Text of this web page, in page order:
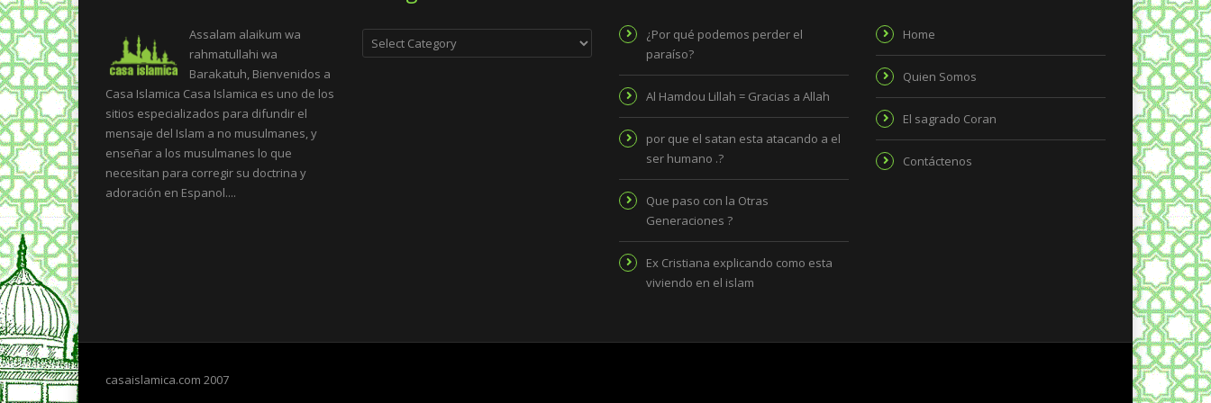
Assalam alaikum wa
rahmatullahi wa
Barakatuh, Bienvenidos a
Casa Islamica Casa Islamica es uno de los
sitios especializados para difundir el
mensaje del Islam a no musulmanes, y
enseñar a los musulmanes lo que
necesitan para corregir su doctrina y
adoración en Espanol....
Categories
¿Por qué podemos perder el
paraíso?
Al Hamdou Lillah = Gracias a Allah
por que el satan esta atacando a el
ser humano .?
Que paso con la Otras
Generaciones ?
Ex Cristiana explicando como esta
viviendo en el islam
Home
Quien Somos
El sagrado Coran
Contáctenos
casaislamica.com 2007